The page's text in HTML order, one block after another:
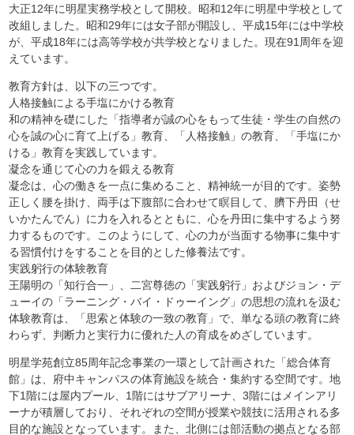
大正12年に明星実務学校として開校。昭和12年に明星中学校として
改組しました。昭和29年には女子部が開設し、平成15年には中学校
が、平成18年には高等学校が共学校となりました。現在91周年を迎
えています。
教育方針は、以下の三つです。
人格接触による手塩にかける教育
和の精神を礎にした「指導者が誠の心をもって生徒・学生の自然の
心を誠の心に育て上げる」教育、「人格接触」の教育、「手塩にか
ける」教育を実践しています。
凝念を通じて心の力を鍛える教育
凝念は、心の働きを一点に集めること、精神統一が目的です。姿勢
正しく腰を掛け、両手は下腹部に合わせて瞑目して、臍下丹田（せ
いかたんでん）に力を入れるとともに、心を丹田に集中するよう努
力するものです。このようにして、心の力が当面する物事に集中す
る習慣付けをすることを目的とした修養法です。
実践躬行の体験教育
王陽明の「知行合一」、二宮尊徳の「実践躬行」およびジョン・デ
ューイの「ラーニング・バイ・ドゥーイング」の思想の流れを汲む
体験教育は、「思索と体験の一致の教育」で、単なる頭の教育に終
わらず、判断力と実行力に優れた人の育成をめざしています。
明星学苑創立85周年記念事業の一環として計画された「総合体育
館」は、府中キャンパスの体育施設を統合・集約する空間です。地
下1階には屋内プール、1階にはサブアリーナ、3階にはメインアリ
ーナが積層しており、それぞれの空間が授業や競技に活用される多
目的な施設となっています。また、北側には部活動の拠点となる部